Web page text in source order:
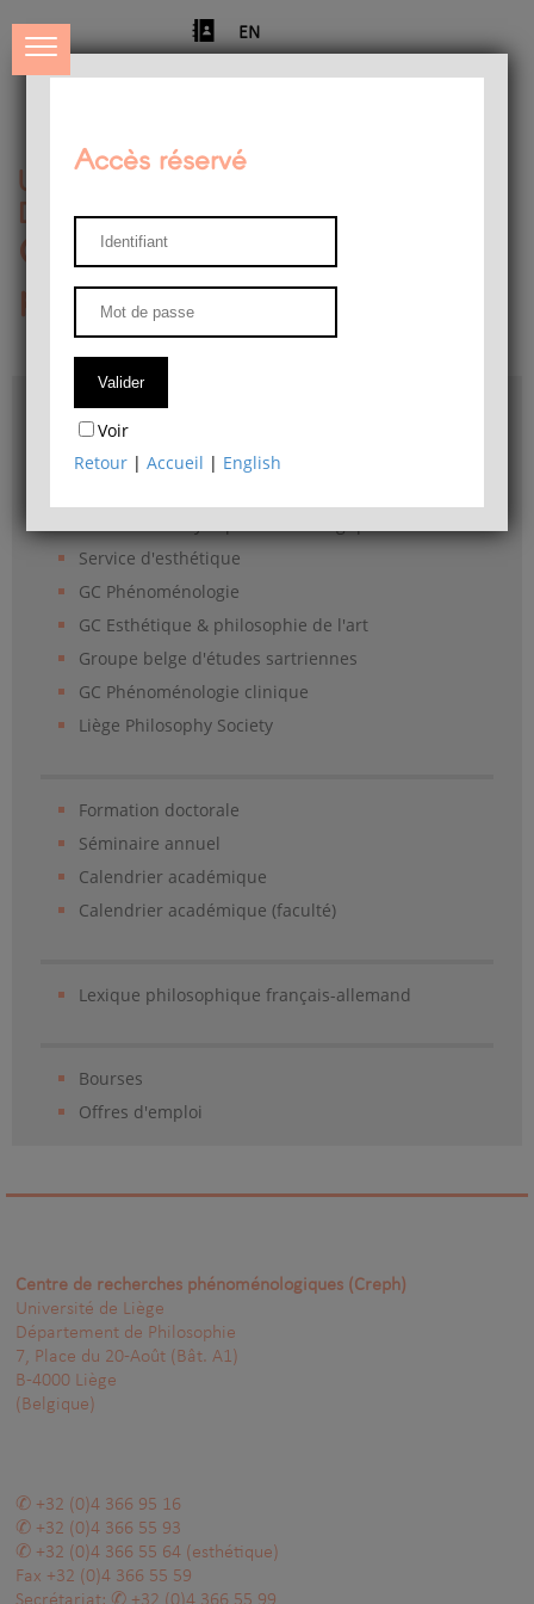
EN
Université de Liège
Département de philosophie
Centre de recherches
phénoménologiques
Accès & plans
Bibliothèque du Département de philosophie
Service d'esthétique
GC Phénoménologie
GC Esthétique & philosophie de l'art
Groupe belge d'études sartriennes
GC Phénoménologie clinique
Liège Philosophy Society
Formation doctorale
Séminaire annuel
Calendrier académique
Calendrier académique (faculté)
Lexique philosophique français-allemand
Bourses
Offres d'emploi
Accès réservé
Voir
Retour |Accueil | English
Centre de recherches phénoménologiques (Creph)
Université de Liège
Département de Philosophie
7, Place du 20-Août (Bât. A1)
B-4000 Liège
(Belgique)
+32 (0)4 366 95 16
+32 (0)4 366 55 93
+32 (0)4 366 55 64 (esthétique)
Fax +32 (0)4 366 55 59